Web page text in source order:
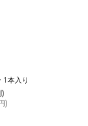
1本入り
)
円)